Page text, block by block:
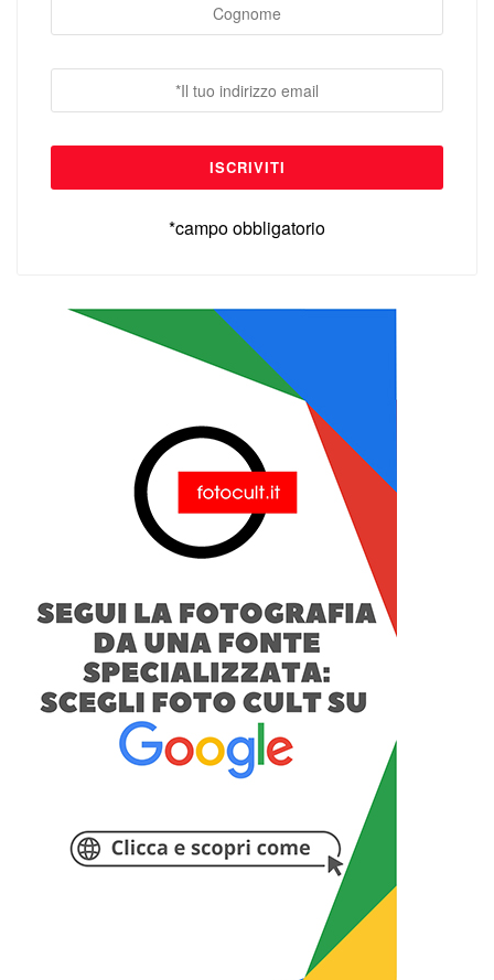
*campo obbligatorio